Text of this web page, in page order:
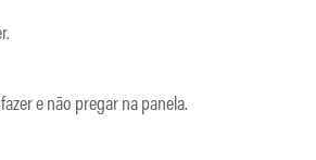
e não pregar na panela.